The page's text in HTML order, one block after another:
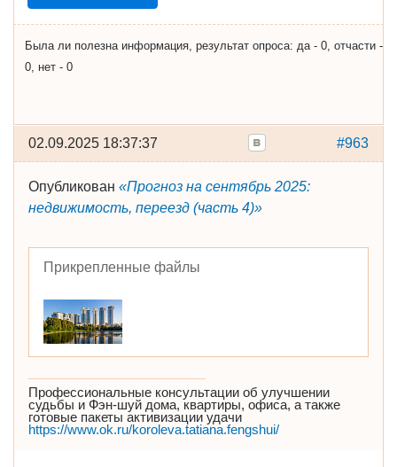
Была ли полезна информация, результат опроса: да - 0, отчасти -
0, нет - 0
#963
02.09.2025 18:37:37
Опубликован «Прогноз на сентябрь 2025:
недвижимость, переезд (часть 4)»
Прикрепленные файлы
Профессиональные консультации об улучшении
судьбы и Фэн-шуй дома, квартиры, офиса, а также
готовые пакеты активизации удачи
https://www.ok.ru/koroleva.tatiana.fengshui/